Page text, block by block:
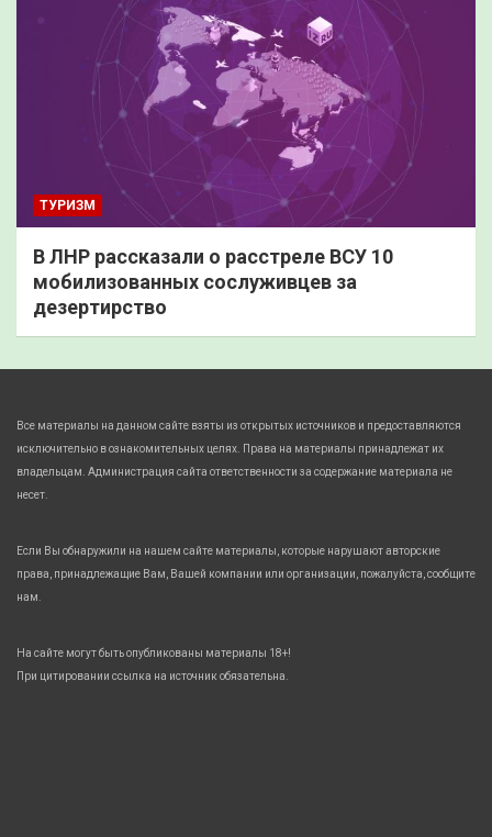
ТУРИЗМ
В ЛНР рассказали о расстреле ВСУ 10
мобилизованных сослуживцев за
дезертирство
Все материалы на данном сайте взяты из открытых источников и предоставляются
исключительно в ознакомительных целях. Права на материалы принадлежат их
владельцам. Администрация сайта ответственности за содержание материала не
несет.
Если Вы обнаружили на нашем сайте материалы, которые нарушают авторские
права, принадлежащие Вам, Вашей компании или организации, пожалуйста, сообщите
нам.
На сайте могут быть опубликованы материалы 18+!
При цитировании ссылка на источник обязательна.